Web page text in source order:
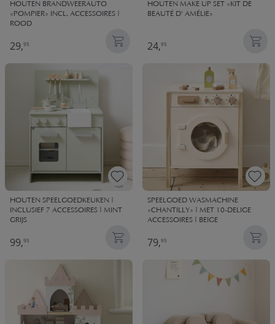
HOUTEN BRANDWEERAUTO
«POMPIER» INCL. ACCESSOIRES |
ROOD
29,95
HOUTEN MAKE UP SET «KIT DE
BEAUTÉ D' AMÉLIE»
24,95
HOUTEN SPEELGOEDKEUKEN |
INCLUSIEF 7 ACCESSOIRES | MINT
GRIJS
99,95
SPEELGOED WASMACHINE
«CHANTILLY» | MET 10-DELIGE
ACCESSOIRES | BEIGE
79,95